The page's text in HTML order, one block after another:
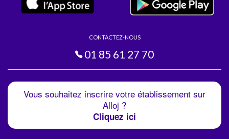
CONTACTEZ-NOUS
01 85 61 27 70
Vous souhaitez inscrire votre établissement sur
Alloj ?
Cliquez ici